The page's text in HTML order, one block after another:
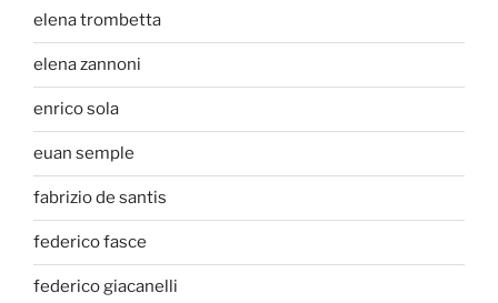
elena trombetta
elena zannoni
enrico sola
euan semple
fabrizio de santis
federico fasce
federico giacanelli